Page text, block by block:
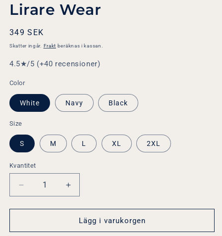
Lirare Wear
Ordinarie
pris
349 SEK
Skatter ingår. Frakt beräknas i kassan.
4.5★/5 (+40 recensioner)
Color
White Navy Black
Size
S M L XL 2XL
Kvantitet
Minska
kvantitet
för
Bjerkebo
Öka
kvantitet
för
Isak
Bjerkebo
Lägg i varukorgen